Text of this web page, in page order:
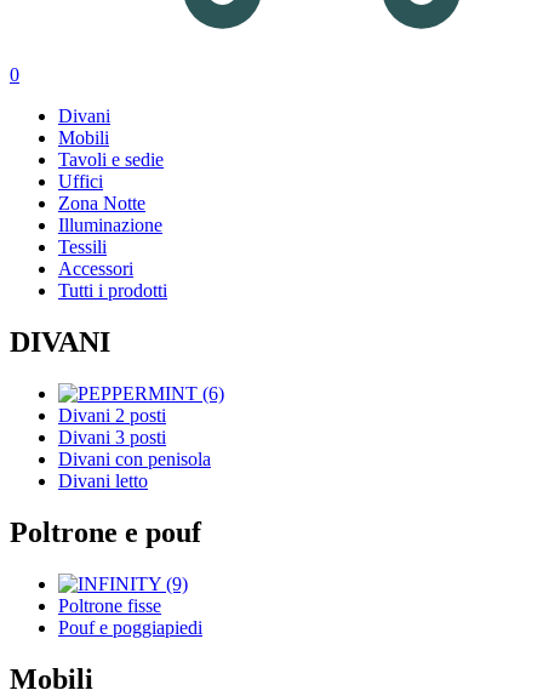
0
Divani
Mobili
Tavoli e sedie
Uffici
Zona Notte
Illuminazione
Tessili
Accessori
Tutti i prodotti
DIVANI
Divani 2 posti
Divani 3 posti
Divani con penisola
Divani letto
Poltrone e pouf
Poltrone fisse
Pouf e poggiapiedi
Mobili